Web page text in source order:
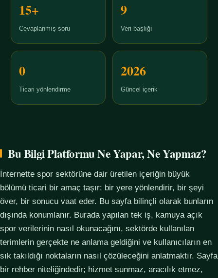
15+
Cevaplanmış soru
9
Veri başlığı
0
Ticari yönlendirme
2026
Güncel içerik
Bu Bilgi Platformu Ne Yapar, Ne Yapmaz?
İnternette spor sektörüne dair üretilen içeriğin büyük
bölümü ticari bir amaç taşır: bir yere yönlendirir, bir şeyi
över, bir sonucu vaat eder. Bu sayfa bilinçli olarak bunların
dışında konumlanır. Burada yapılan tek iş, kamuya açık
spor verilerinin nasıl okunacağını, sektörde kullanılan
terimlerin gerçekte ne anlama geldiğini ve kullanıcıların en
sık takıldığı noktaların nasıl çözüleceğini anlatmaktır. Sayfa
bir rehber niteliğindedir; hizmet sunmaz, aracılık etmez,